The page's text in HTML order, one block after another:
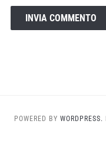
POWERED BY WORDPRESS.